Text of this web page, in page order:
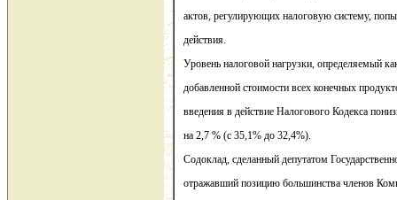
актов, регулирующих налоговую систему,
действия.
Уровень налоговой нагрузки, определяемый
добавленной стоимости всех конечных
введения в действие Налогового Кодекса
на 2,7 % (с 35,1% до 32,4%).
Содоклад, сделанный депутатом
отражавший позицию большинства членов